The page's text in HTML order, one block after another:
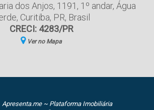
dos Anjos, 1191 , 1º andar, Água
, Curitiba, PR, Brasil
CRECI: 4283/PR
Ver no Mapa
Apresenta.me ~ Plataforma Imobiliária